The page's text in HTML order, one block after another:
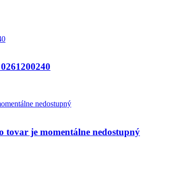
tovar je momentálne nedostupný